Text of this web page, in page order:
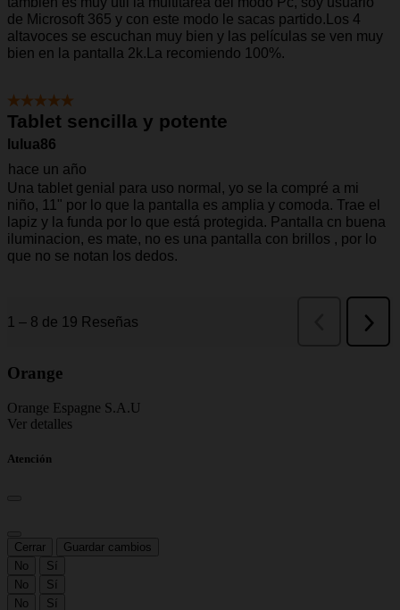
Orange
Orange Espagne S.A.U
Ver detalles
Atención
Cerrar
Guardar cambios
No
Sí
No
Sí
No
Sí